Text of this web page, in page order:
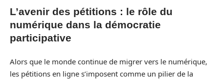
L’avenir des pétitions : le rôle du
numérique dans la démocratie
participative
Alors que le monde continue de migrer vers le numérique,
les pétitions en ligne s’imposent comme un pilier de la